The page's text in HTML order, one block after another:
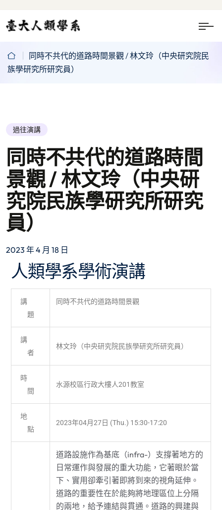
同時不共代的道路時間景觀 / 林文玲（中央研究院民
族學研究所研究員）
過往演講
同時不共代的道路時間
景觀 / 林文玲（中央研
究院民族學研究所研究
員）
2023 年 4 月 18 日
人類學系學術演講
講
題
同時不共代的道路時間景觀
講
者
林文玲（中央研究院民族學研究所研究員）
時
間
水源校區行政大樓人201教室
地
點
2023年04月27日 (Thu.) 15:30-17:20
道路設施作為基底（infra-）支撐著地方的
日常運作與發展的重大功能，它著眼於當
下、實用卻牽引著即將到來的視角延伸。
道路的重要性在於能夠將地理區位上分隔
的兩地，給予連結與貫通。道路的興建與